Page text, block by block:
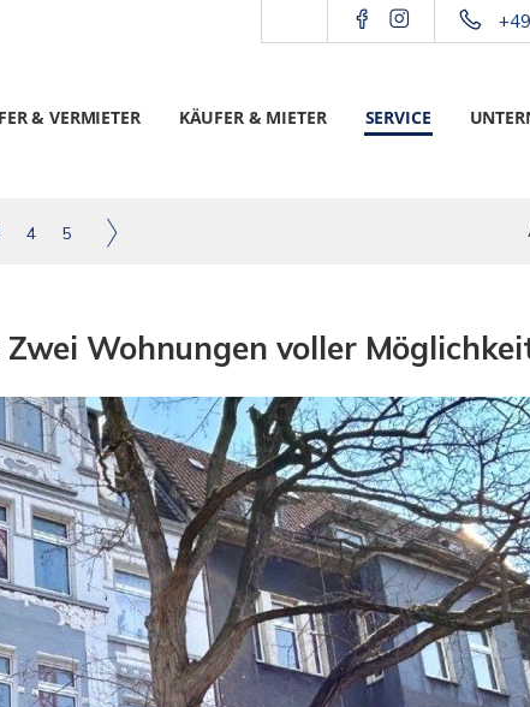
& VERMIETER KÄUFER & MIETER SERVICE
4 5
Wohnungen voller